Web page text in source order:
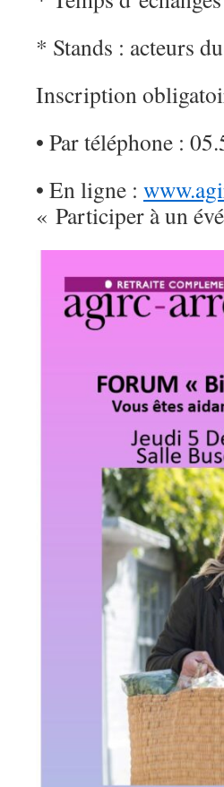
* Stands : acteurs
Inscription
• Par téléphone :
• En ligne :
« Participer à un